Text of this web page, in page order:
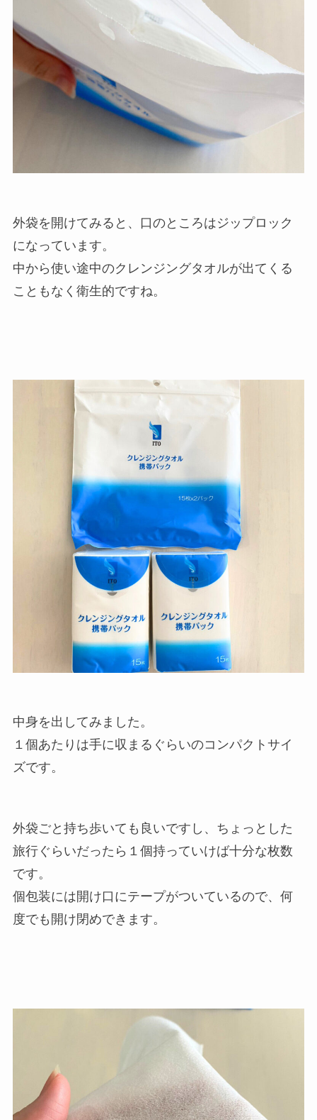
外袋を開けてみると、口のところはジップロック
になっています。
中から使い途中のクレンジングタオルが出てくる
こともなく衛生的ですね。
中身を出してみました。
１個あたりは手に収まるぐらいのコンパクトサイ
ズです。
外袋ごと持ち歩いても良いですし、ちょっとした
旅行ぐらいだったら１個持っていけば十分な枚数
です。
個包装には開け口にテープがついているので、何
度でも開け閉めできます。